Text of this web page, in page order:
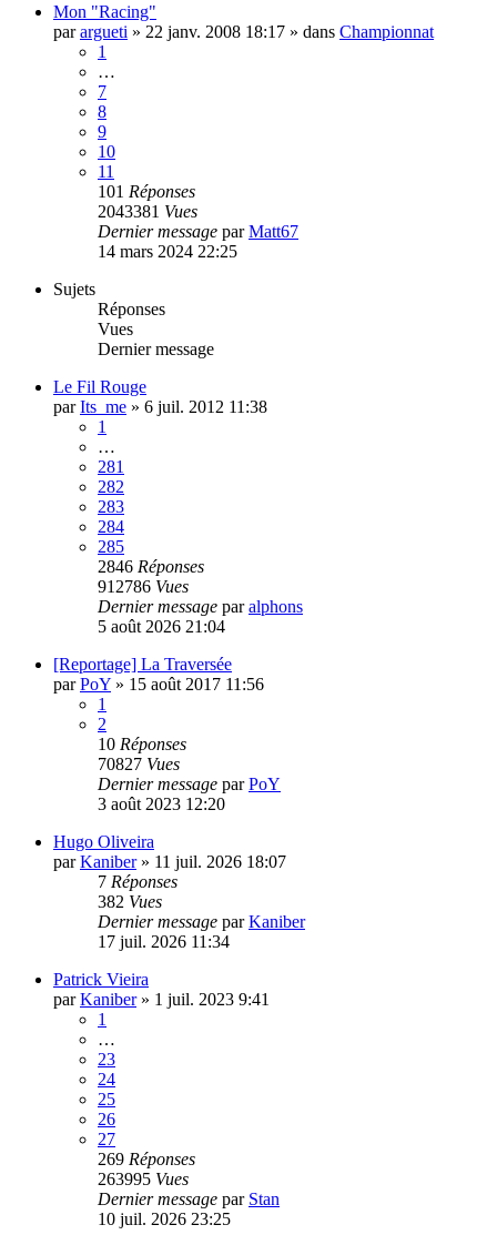
Mon "Racing"
parargueti » 22 janv. 2008 18:17 » dans Championnat
1
…
7
8
9
10
11
101 Réponses
2043381 Vues
Dernier message parMatt67
14 mars 2024 22:25
Sujets
Réponses
Vues
Dernier message
Le Fil Rouge
parIts_me » 6 juil. 2012 11:38
1
…
281
282
283
284
285
2846 Réponses
912786 Vues
Dernier message paralphons
5 août 2026 21:04
[Reportage] La Traversée
parPoY » 15 août 2017 11:56
1
2
10 Réponses
70827 Vues
Dernier message parPoY
3 août 2023 12:20
Hugo Oliveira
parKaniber» 11 juil. 2026 18:07
7 Réponses
382 Vues
Dernier message parKaniber
17 juil. 2026 11:34
Patrick Vieira
parKaniber» 1 juil. 2023 9:41
1
…
23
24
25
26
27
269 Réponses
263995 Vues
Dernier message par Stan
10 juil. 2026 23:25